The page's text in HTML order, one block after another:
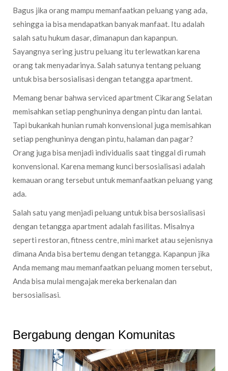
Bagus jika orang mampu memanfaatkan peluang yang ada,
sehingga ia bisa mendapatkan banyak manfaat. Itu adalah
salah satu hukum dasar, dimanapun dan kapanpun.
Sayangnya sering justru peluang itu terlewatkan karena
orang tak menyadarinya. Salah satunya tentang peluang
untuk bisa bersosialisasi dengan tetangga apartment.
Memang benar bahwa serviced apartment Cikarang Selatan
memisahkan setiap penghuninya dengan pintu dan lantai.
Tapi bukankah hunian rumah konvensional juga memisahkan
setiap penghuninya dengan pintu, halaman dan pagar?
Orang juga bisa menjadi individualis saat tinggal di rumah
konvensional. Karena memang kunci bersosialisasi adalah
kemauan orang tersebut untuk memanfaatkan peluang yang
ada.
Salah satu yang menjadi peluang untuk bisa bersosialisasi
dengan tetangga apartment adalah fasilitas. Misalnya
seperti restoran, fitness centre, mini market atau sejenisnya
dimana Anda bisa bertemu dengan tetangga. Kapanpun jika
Anda memang mau memanfaatkan peluang momen tersebut,
Anda bisa mulai mengajak mereka berkenalan dan
bersosialisasi.
Bergabung dengan Komunitas